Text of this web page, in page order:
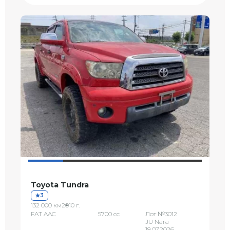
Toyota Tundra
3
132 000 км2010 г.
FAT AAC
5700 сс
Лот №3012
JU Nara